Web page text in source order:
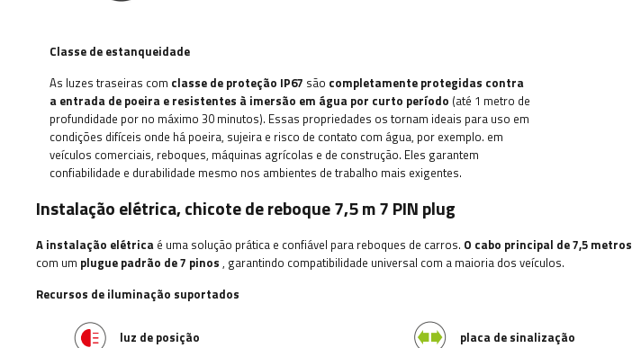
Classe de estanqueidade
As luzes traseiras com classe de proteção IP67 são completamente protegidas contra
a entrada de poeira e resistentes à imersão em água por curto período (até 1 metro de
profundidade por no máximo 30 minutos). Essas propriedades os tornam ideais para uso em
condições difíceis onde há poeira, sujeira e risco de contato com água, por exemplo. em
veículos comerciais, reboques, máquinas agrícolas e de construção. Eles garantem
confiabilidade e durabilidade mesmo nos ambientes de trabalho mais exigentes.
Instalação elétrica, chicote de reboque 7,5 m 7 PIN plug
A instalação elétrica é uma solução prática e confiável para reboques de carros. O cabo principal de 7,5 metros
com um plugue padrão de 7 pinos , garantindo compatibilidade universal com a maioria dos veículos.
Recursos de iluminação suportados
luz de posição placa de sinalização